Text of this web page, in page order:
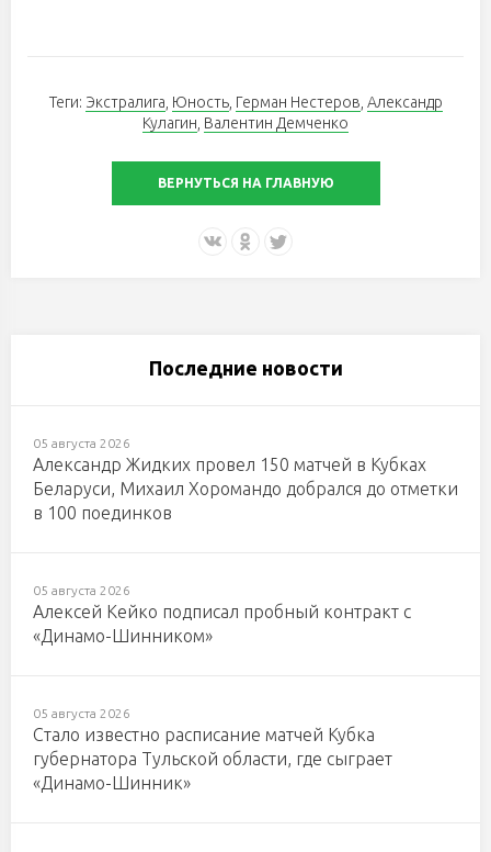
Теги: Экстралига, Юность, Герман Нестеров, Александр
Кулагин, Валентин Демченко
ВЕРНУТЬСЯ НА ГЛАВНУЮ
Последние новости
05 августа 2026
Александр Жидких провел 150 матчей в Кубках
Беларуси, Михаил Хоромандо добрался до отметки
в 100 поединков
05 августа 2026
Алексей Кейко подписал пробный контракт с
«Динамо-Шинником»
05 августа 2026
Стало известно расписание матчей Кубка
губернатора Тульской области, где сыграет
«Динамо-Шинник»